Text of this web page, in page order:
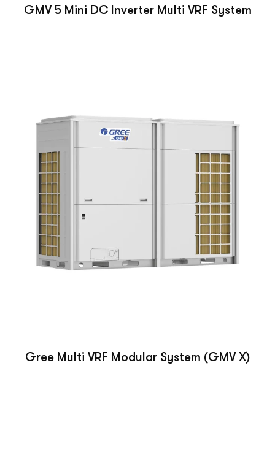
GMV 5 Mini DC Inverter Multi VRF System
Gree Multi VRF Modular System (GMV X)